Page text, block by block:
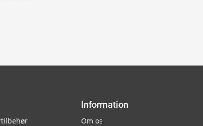
Information
Om os